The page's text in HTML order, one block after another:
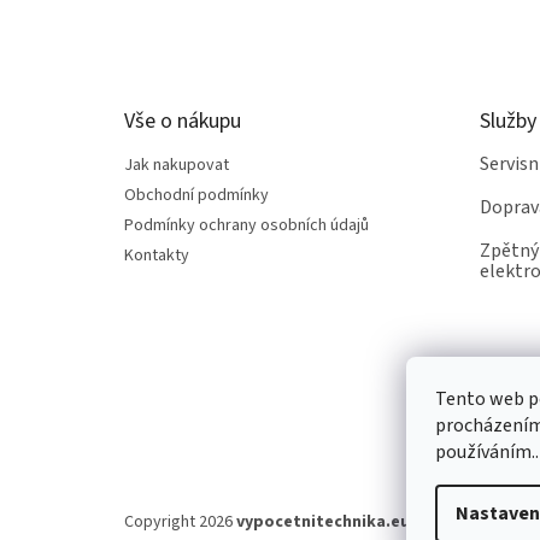
Tento web
Vše o nákupu
Jak nakupovat
Obchodní podmínky
Podmínky ochrany osobních údajů
Kontakty
Služby
Copyright 2026vypocetnitechnika.eu . Všechna práva